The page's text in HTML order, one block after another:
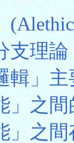
支理
輯」
」之
」之